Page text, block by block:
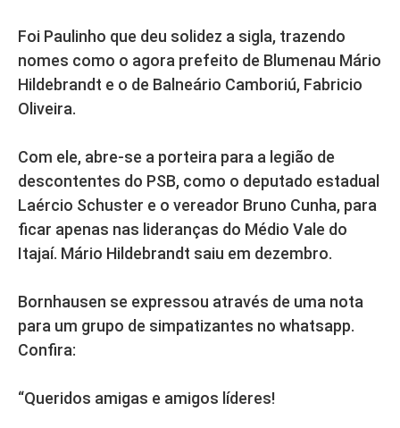
Foi Paulinho que deu solidez a sigla, trazendo
nomes como o agora prefeito de Blumenau Mário
Hildebrandt e o de Balneário Camboriú, Fabricio
Oliveira.
Com ele, abre-se a porteira para a legião de
descontentes do PSB, como o deputado estadual
Laércio Schuster e o vereador Bruno Cunha, para
ficar apenas nas lideranças do Médio Vale do
Itajaí. Mário Hildebrandt saiu em dezembro.
Bornhausen se expressou através de uma nota
para um grupo de simpatizantes no whatsapp.
Confira:
“Queridos amigas e amigos líderes!